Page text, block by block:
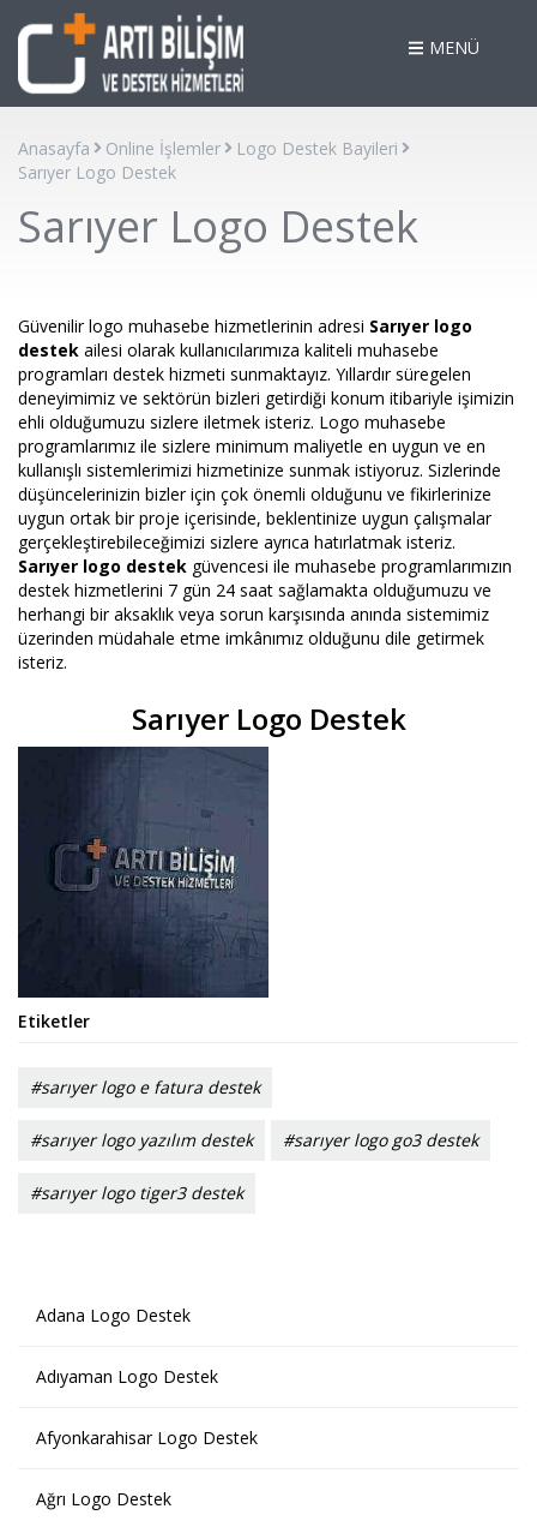
MENÜ
Anasayfa Online İşlemler
Logo Destek Bayileri
Sarıyer Logo Destek
Sarıyer Logo Destek
Güvenilir logo muhasebe hizmetlerinin adresi Sarıyer logo
destek ailesi olarak kullanıcılarımıza kaliteli muhasebe
programları destek hizmeti sunmaktayız. Yıllardır süregelen
deneyimimiz ve sektörün bizleri getirdiği konum itibariyle işimizin
ehli olduğumuzu sizlere iletmek isteriz. Logo muhasebe
programlarımız ile sizlere minimum maliyetle en uygun ve en
kullanışlı sistemlerimizi hizmetinize sunmak istiyoruz. Sizlerinde
düşüncelerinizin bizler için çok önemli olduğunu ve fikirlerinize
uygun ortak bir proje içerisinde, beklentinize uygun çalışmalar
gerçekleştirebileceğimizi sizlere ayrıca hatırlatmak isteriz.
Sarıyer logo destek güvencesi ile muhasebe programlarımızın
destek hizmetlerini 7 gün 24 saat sağlamakta olduğumuzu ve
herhangi bir aksaklık veya sorun karşısında anında sistemimiz
üzerinden müdahale etme imkânımız olduğunu dile getirmek
isteriz.
Sarıyer Logo Destek
Etiketler
#sarıyer logo e fatura destek
#sarıyer logo yazılım destek #sarıyer logo go3 destek
#sarıyer logo tiger3 destek
Adana Logo Destek
Adıyaman Logo Destek
Afyonkarahisar Logo Destek
Ağrı Logo Destek